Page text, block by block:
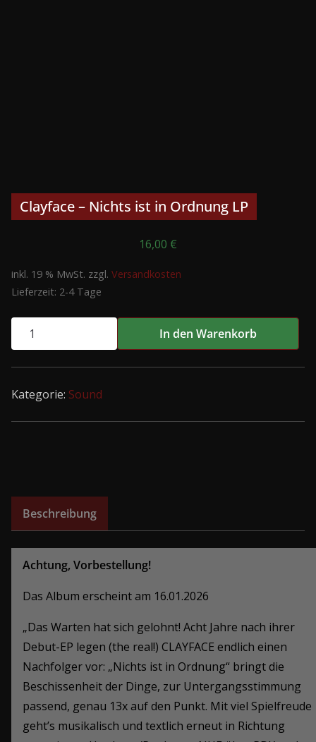
Clayface – Nichts ist in Ordnung LP
16,00 €
inkl. 19 % MwSt. zzgl. Versandkosten
Lieferzeit: 2-4 Tage
Clayface
-
Nichts
Ordnung
In den Warenkorb
Kategorie: Sound
Beschreibung
Achtung, Vorbestellung!
Das Album erscheint am 16.01.2026
„Das Warten hat sich gelohnt! Acht Jahre nach ihrer
Debut-EP legen (the real!) CLAYFACE endlich einen
Nachfolger vor: „Nichts ist in Ordnung“ bringt die
Beschissenheit der Dinge, zur Untergangsstimmung
passend, genau 13x auf den Punkt. Mit viel Spielfreude
geht’s musikalisch und textlich erneut in Richtung